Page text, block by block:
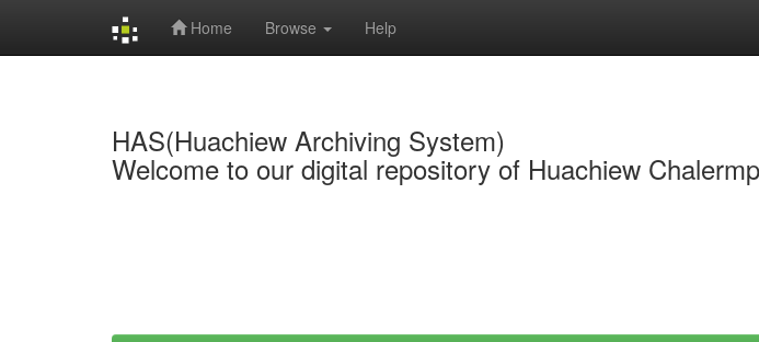
Home Browse Help
HAS(Huachiew Archiving System)
Welcome to our digital repository of Huachiew